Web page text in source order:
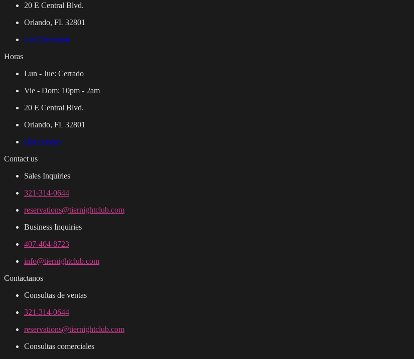
20 E Central Blvd.
Orlando, FL 32801
Get Directions
Horas
Lun - Jue: Cerrado
Vie - Dom: 10pm - 2am
20 E Central Blvd.
Orlando, FL 32801
Direcciones
Contact us
Sales Inquiries
321-314-0644
reservations@tiernightclub.com
Business Inquiries
407-404-8723
info@tiernightclub.com
Contactanos
Consultas de ventas
321-314-0644
reservations@tiernightclub.com
Consultas comerciales